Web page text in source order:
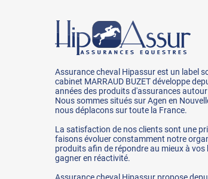
Assurance cheval Hipassur est un label
cabinet MARRAUD BUZET développe
années des produits d'assurances
Nous sommes situés sur Agen en
nous déplacons sur toute la France.
La satisfaction de nos clients sont une
faisons évoluer constamment notre
produits afin de répondre au mieux à vos
gagner en réactivité.